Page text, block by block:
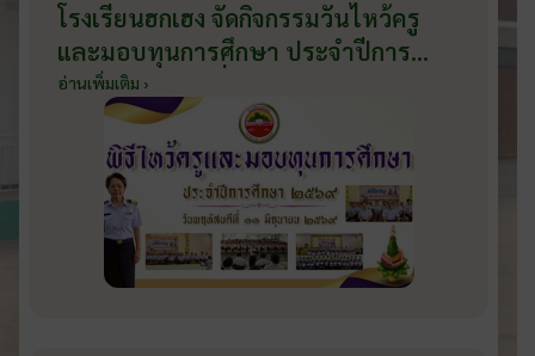
โรงเรียนฮกเฮง จัดกิจกรรมวันไหว้ครู
และมอบทุนการศึกษา ประจำปีการ
ศึกษา 2569 วันที่ 11 มิถุนายน 2569
อ่านเพิ่มเติม ›